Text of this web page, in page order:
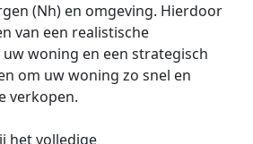
(Nh) en omgeving. Hierdoor
van een realistische
woning en een strategisch
om uw woning zo snel en
verkopen.
het volledige